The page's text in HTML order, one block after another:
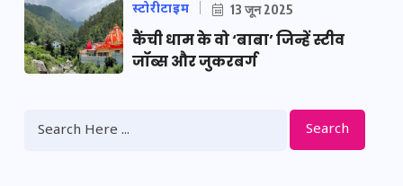
स्टोरीटाइम 13 जून 2025
कैंची धाम के वो ‘बाबा’ जिन्हें स्टीव
जॉब्स और जुकरबर्ग
Search